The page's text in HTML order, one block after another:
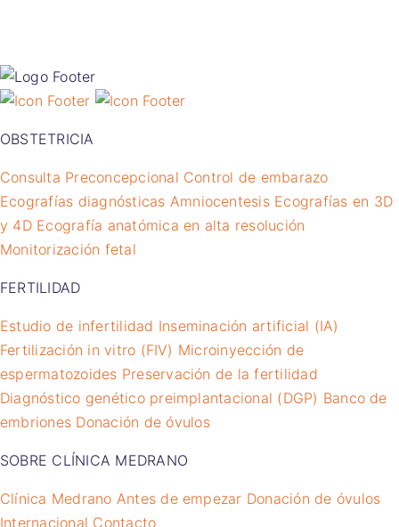
OBSTETRICIA
Consulta Preconcepcional Control de embarazo
Ecografías diagnósticas Amniocentesis Ecografías en 3D
y 4D Ecografía anatómica en alta resolución
Monitorización fetal
FERTILIDAD
Estudio de infertilidad Inseminación artificial (IA)
Fertilización in vitro (FIV) Microinyección de
espermatozoides Preservación de la fertilidad
Diagnóstico genético preimplantacional (DGP) Banco de
embriones Donación de óvulos
SOBRE CLÍNICA MEDRANO
Clínica Medrano Antes de empezar Donación de óvulos
Internacional Contacto